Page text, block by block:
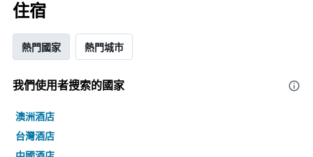
住宿
熱門國家 熱門城市
我們使用者搜索的國家
澳洲酒店
台灣酒店